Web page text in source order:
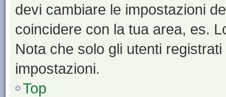
devi cambiare le impostazioni
coincidere con la tua area, es.
Nota che solo gli utenti
impostazioni.
Top